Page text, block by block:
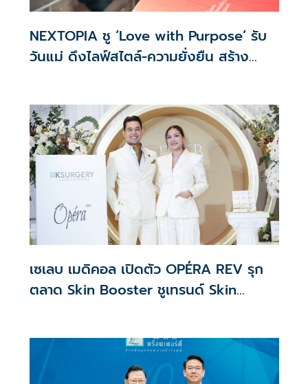
NEXTOPIA ชู ‘Love with Purpose’ รับ
วันแม่ ดึงไลฟ์สไตล์-ความยั่งยืน สร้าง
เซเลบ เมดิคอล เปิดตัว OPÉRA REV รุก
ตลาด Skin Booster ชูเทรนด์ Skin